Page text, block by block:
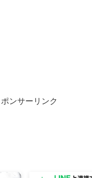
ンサーリンク